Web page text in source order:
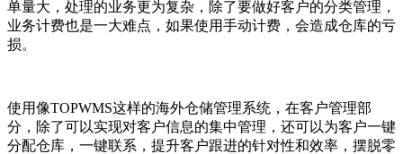
单量大，处理的业务更为复杂，除了要做好客户的分类管理，
业务计费也是一大难点，如果使用手动计费，会造成仓库的亏
损。
使用像TOPWMS这样的海外仓储管理系统，在客户管理部
分，除了可以实现对客户信息的集中管理，还可以为客户一键
分配仓库，一键联系，提升客户跟进的针对性和效率，摆脱零